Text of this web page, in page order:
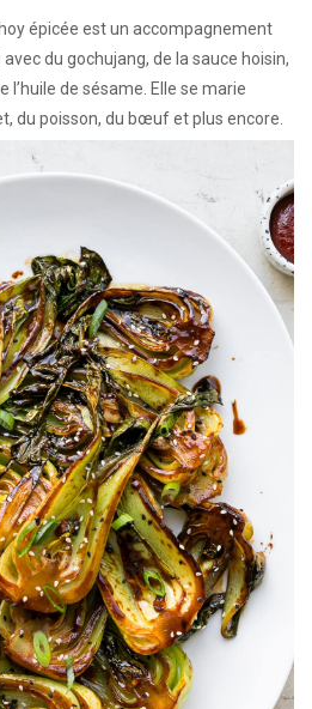
épicée est un accompagnement
du gochujang, de la sauce hoisin,
l’huile de sésame. Elle se marie
du poisson, du bœuf et plus encore.